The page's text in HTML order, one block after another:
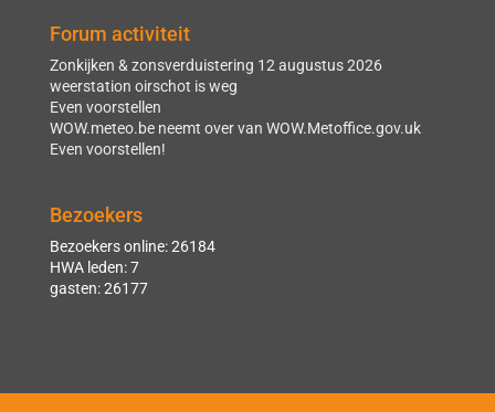
Forum activiteit
Zonkijken & zonsverduistering 12 augustus 2026
weerstation oirschot is weg
Even voorstellen
WOW.meteo.be neemt over van WOW.Metoffice.gov.uk
Even voorstellen!
Bezoekers
Bezoekers online: 26184
HWA leden: 7
gasten: 26177